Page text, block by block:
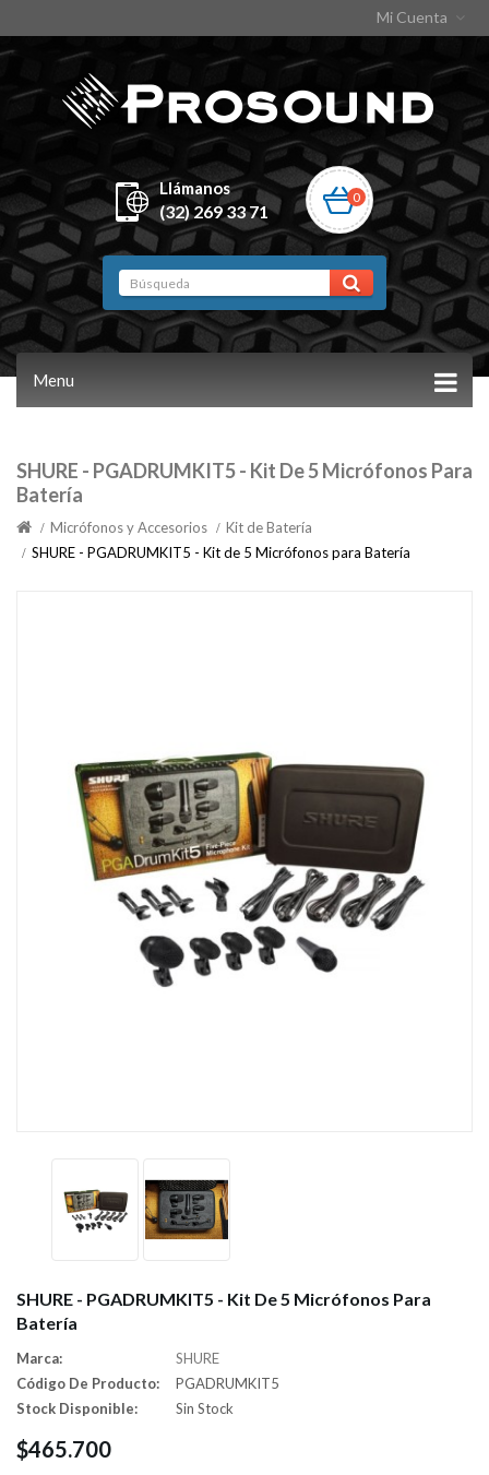
Mi Cuenta
Llámanos
(32) 269 33 71
0
Menu
SHURE - PGADRUMKIT5 - Kit De 5 Micrófonos Para
Batería
Micrófonos y Accesorios
Kit de Batería
SHURE - PGADRUMKIT5 - Kit de 5 Micrófonos para Batería
SHURE - PGADRUMKIT5 - Kit De 5 Micrófonos Para
Batería
Marca:
SHURE
Código De Producto:
PGADRUMKIT5
Stock Disponible:
Sin Stock
$465.700